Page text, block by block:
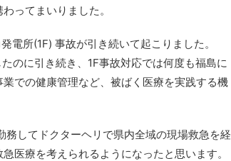
ってまいりました。
所(1F) 事故が引き続いて起こりました。
のに引き続き、1F事故対応では何度も福島に
での健康管理など、被ばく医療を実践する機
してドクターヘリで県内全域の現場救急を経
医療を考えられるようになったと思います。